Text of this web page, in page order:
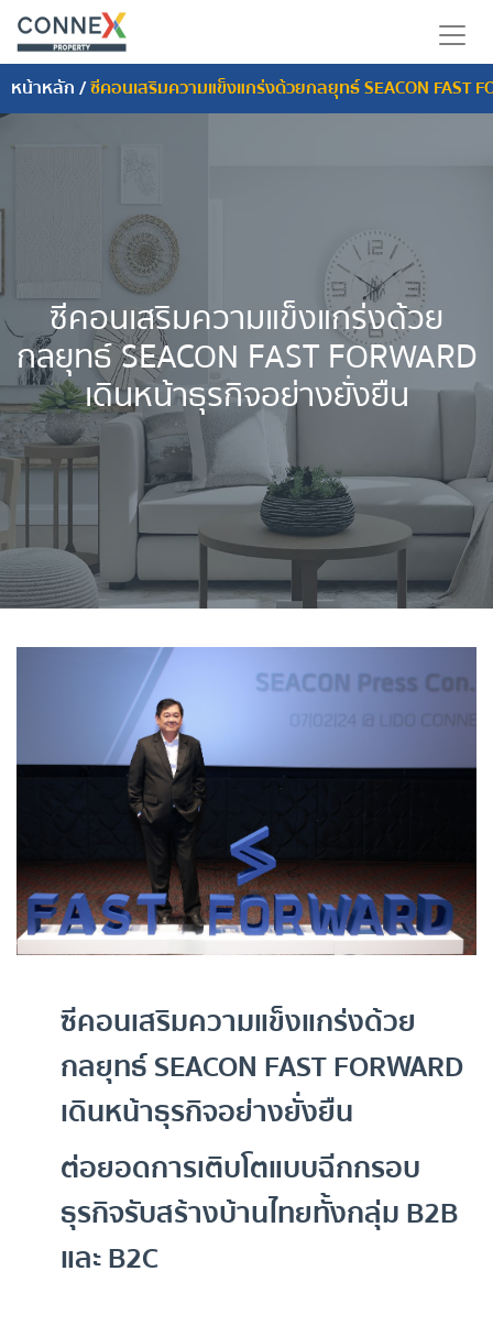
หน้าหลัก/ซีคอนเสริมความแข็งแกร่งด้วยกลยุทธ์ SEACON FAST
ซีคอนเสริมความแข็งแกร่งด้วย
กลยุทธ์ SEACON FAST FORWARD
เดินหน้าธุรกิจอย่างยั่งยืน
ซีคอนเสริมความแข็งแกร่งด้วย
กลยุทธ์SEACON FAST FORWARD
เดินหน้าธุรกิจอย่างยั่งยืน
ต่อยอดการเติบโตแบบฉีกกรอบ
ธุรกิจรับสร้างบ้านไทยทั้งกลุ่มB2B
และ B2C